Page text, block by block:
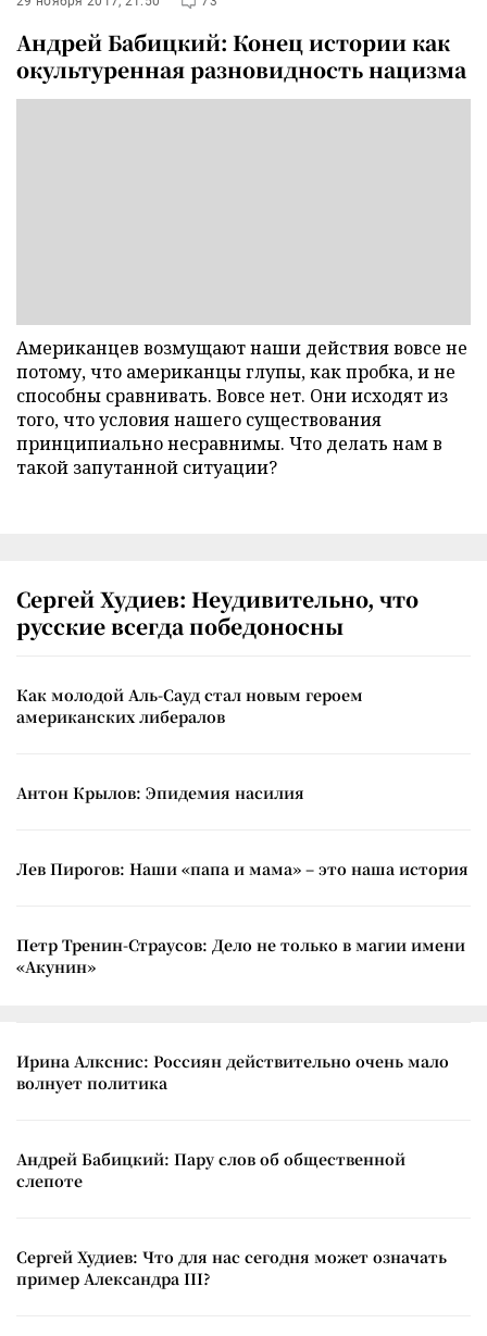
Андрей Бабицкий: Конец истории как
окультуренная разновидность нацизма
Американцев возмущают наши действия вовсе не
потому, что американцы глупы, как пробка, и не
способны сравнивать. Вовсе нет. Они исходят из
того, что условия нашего существования
принципиально несравнимы. Что делать нам в
такой запутанной ситуации?
Сергей Худиев: Неудивительно, что
русские всегда победоносны
Как молодой Аль-Сауд стал новым героем
американских либералов
Антон Крылов: Эпидемия насилия
Лев Пирогов: Наши «папа и мама» – это наша история
Петр Тренин-Страусов: Дело не только в магии имени
«Акунин»
Ирина Алкснис: Россиян действительно очень мало
волнует политика
Андрей Бабицкий: Пару слов об общественной
слепоте
Сергей Худиев: Что для нас сегодня может означать
пример Александра III?